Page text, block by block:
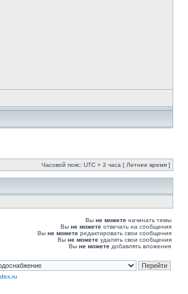
Часовой пояс: UTC + 3 часа [ Летнее время ]
Вы не можете начинать темы
Вы не можете отвечать на сообщения
Вы не можете редактировать свои сообщения
Вы не можете удалять свои сообщения
Вы не можете добавлять вложения